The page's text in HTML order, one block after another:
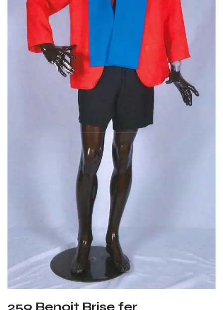
259 Benoit Brise fer